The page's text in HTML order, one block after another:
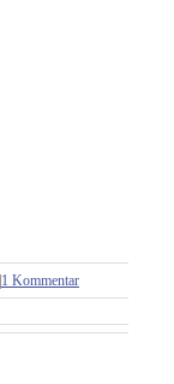
1 Kommentar